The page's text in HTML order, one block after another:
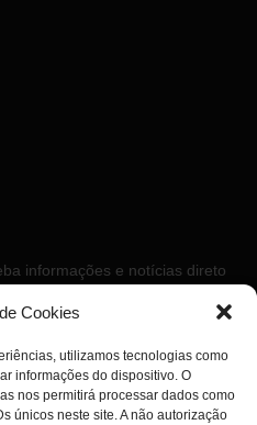
Cookies
utilizamos tecnologias como
informações do dispositivo. O
nos permitirá processar dados como
únicos neste site. A não autorização
informações e notícias direto